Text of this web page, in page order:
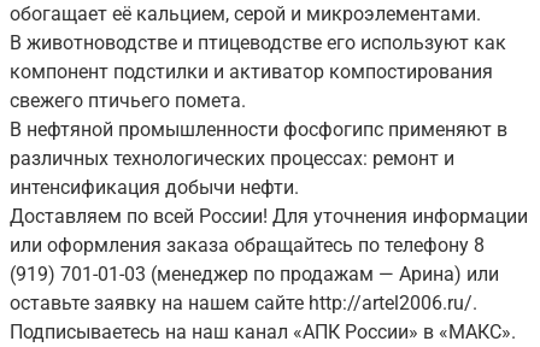
обогащает её кальцием, серой и микроэлементами.
В животноводстве и птицеводстве его используют как
компонент подстилки и активатор компостирования
свежего птичьего помета.
В нефтяной промышленности фосфогипс применяют в
различных технологических процессах: ремонт и
интенсификация добычи нефти.
Доставляем по всей России! Для уточнения информации
или оформления заказа обращайтесь по телефону 8
(919) 701-01-03 (менеджер по продажам — Арина) или
оставьте заявку на нашем сайте http://artel2006.ru/.
Подписываетесь на наш канал «АПК России» в «МАКС».